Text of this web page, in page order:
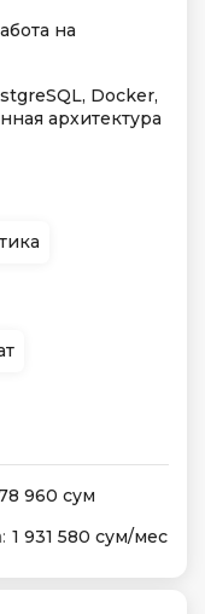
на
Docker,
архитектура
960 сум
1 931 580 сум/мес